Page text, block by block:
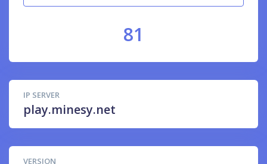
IP SERVER
play.minesy.net
VERSION
81